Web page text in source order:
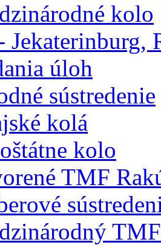
kolo
Jekaterinburg,
úloh
sústredenie
kolá
kolo
TMF
TMF